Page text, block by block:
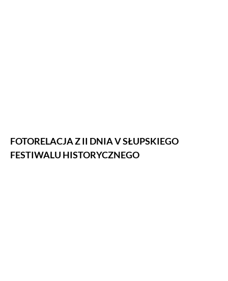
FOTORELACJA Z II DNIA V SŁUPSKIEGO
FESTIWALU HISTORYCZNEGO